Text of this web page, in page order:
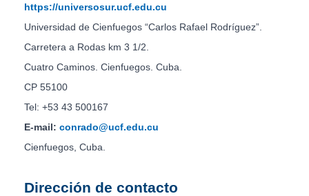
https://universosur.ucf.edu.cu
Universidad de Cienfuegos “Carlos Rafael Rodríguez”.
Carretera a Rodas km 3 1/2.
Cuatro Caminos. Cienfuegos. Cuba.
CP 55100
Tel: +53 43 500167
E-mail: conrado@ucf.edu.cu
Cienfuegos, Cuba.
Dirección de contacto